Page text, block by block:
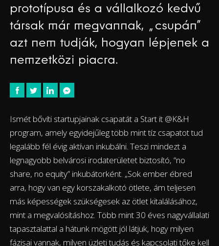
prototípusa és a vállalkozó kedvű
társak már megvannak, „csupán”
azt nem tudják, hogyan lépjenek a
nemzetközi piacra.
Ismét bővíti startupjainak csapatát a Start it @K&H
program, amely egyidejűleg több mint tíz csapatot tud
legalább fél évig aktívan inkubálni. Teszi mindezt a
legnagyobb belvárosi irodaterületet biztosító, “no
share, no equity” inkubátorként. „Sok ember ébred
arra, hogy van egy korszakalkotó ötlete, ám teljesen
más képességek szükségesek az ötlet kitalálásához,
mint a megvalósításhoz. Több mint 30 éves nagyvállalati
tapasztalattal a hátunk mögött jól látjuk, hogy milyen
fázisai vannak, milyen üzleti tudás és kapcsolati tőke kell